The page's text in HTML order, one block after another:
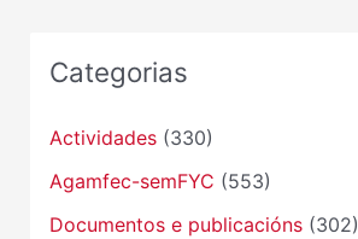
Categorias
Actividades(330)
Agamfec-semFYC (553)
Documentos e publicacións(302)